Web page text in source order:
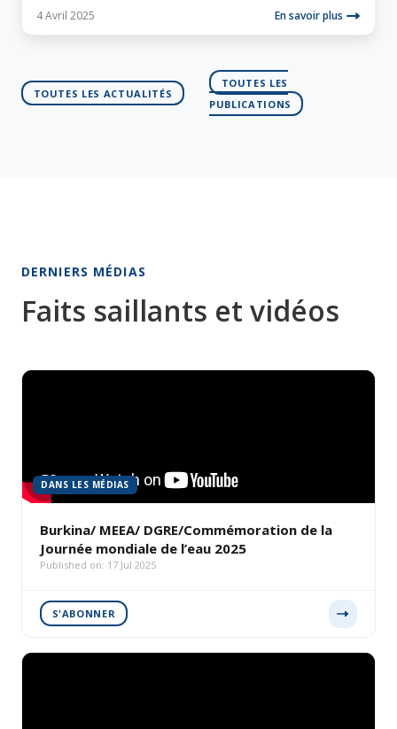
4 Avril 2025 En savoir plus
TOUTES LES ACTUALITÉS
TOUTES LES
PUBLICATIONS
DERNIERS MÉDIAS
Faits saillants et vidéos
DANS LES MÉDIAS
Burkina/ MEEA/ DGRE/Commémoration de la
Journée mondiale de l’eau 2025
Published on: 17 Jul 2025
S'ABONNER